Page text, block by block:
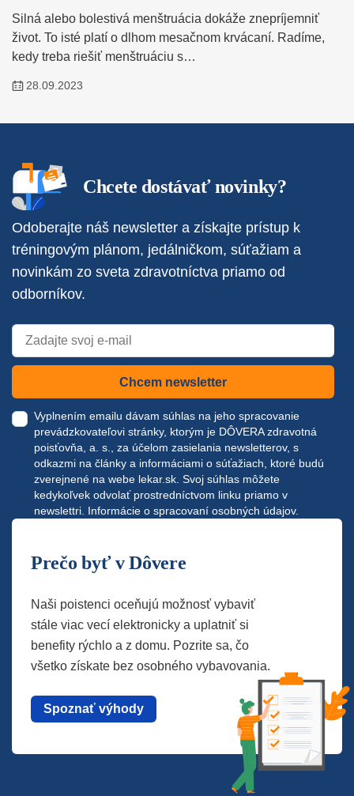
Silná alebo bolestivá menštruácia dokáže znepríjemniť
život. To isté platí o dlhom mesačnom krvácaní. Radíme,
kedy treba riešiť menštruáciu s…
28.09.2023
Chcete dostávať novinky?
Odoberajte náš newsletter a získajte prístup k
tréningovým plánom, jedálničkom, súťažiam a
novinkám zo sveta zdravotníctva priamo od
odborníkov.
Chcem newsletter
Vyplnením emailu dávam súhlas na jeho spracovanie
prevádzkovateľovi stránky, ktorým je DÔVERA zdravotná
poisťovňa, a. s., za účelom zasielania newsletterov, s
odkazmi na články a informáciami o súťažiach, ktoré budú
zverejnené na webe lekar.sk. Svoj súhlas môžete
kedykoľvek odvolať prostredníctvom linku priamo v
newslettri. Informácie o spracovaní osobných údajov.
Prečo byť v Dôvere
Naši poistenci oceňujú možnosť vybaviť
stále viac vecí elektronicky a uplatniť si
benefity rýchlo a z domu. Pozrite sa, čo
všetko získate bez osobného vybavovania.
Spoznať výhody